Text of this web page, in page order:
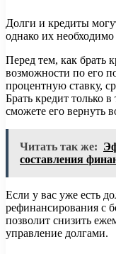
Долги и кредиты
однако их
Перед тем, как брать
возможности по его
процентную ставку,
Брать кредит только
сможете его вернуть
Читать так же:
составления
Если у вас уже есть
рефинансирования с
позволит снизить
управление долгами.